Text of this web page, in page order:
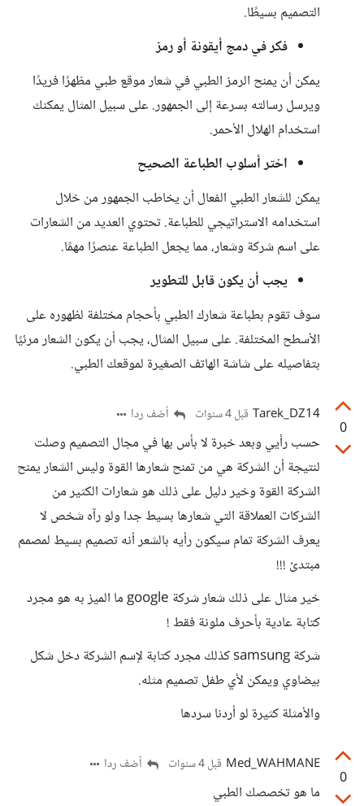
التصميم بسيطًا.
فكر في دمج أيقونة أو رمز
يمكن أن يمنح الرمز الطبي في شعار موقع طبي مظهرًا فريدًا
ويرسل رسالته بسرعة إلى الجمهور. على سبيل المثال يمكنك
استخدام الهلال الأحمر.
اختر أسلوب الطباعة الصحيح
يمكن للشعار الطبي الفعال أن يخاطب الجمهور من خلال
استخدامه الاستراتيجي للطباعة. تحتوي العديد من الشعارات
على اسم شركة وشعار، مما يجعل الطباعة عنصرًا مهمًا.
يجب أن يكون قابل للتطوير
سوف تقوم بطباعة شعارك الطبي بأحجام مختلفة لظهوره على
الأسطح المختلفة. على سبيل المثال، يجب أن يكون الشعار مرئيًا
بتفاصيله على شاشة الهاتف الصغيرة لموقعك الطبي.
0
Tarek_DZ14 قبل 4 سنوات أضف ردا
حسب رأيي وبعد خبرة لا بأس بها في مجال التصميم وصلت
لنتيجة أن الشركة هي من تمنح شعارها القوة وليس الشعار يمنح
الشركة القوة وخير دليل على ذلك هو شعارات الكثير من
الشركات العملاقة التي شعارها بسيط جدا ولو رآه شخص لا
يعرف الشركة تمام سيكون رأيه بالشعر أنه تصميم بسيط لمصمم
مبتدئ !!!
خير مثال على ذلك شعار شركة google ما الميز به هو مجرد
كتابة عادية بأحرف ملونة فقط !
شركة samsung كذلك مجرد كتابة لإسم الشركة دخل شكل
بيضاوي ويمكن لأي طفل تصميم مثله.
والأمثلة كثيرة لو أردنا سردها
0
Med_WAHMANE قبل 4 سنوات أضف ردا
ما هو تخصصك الطبي